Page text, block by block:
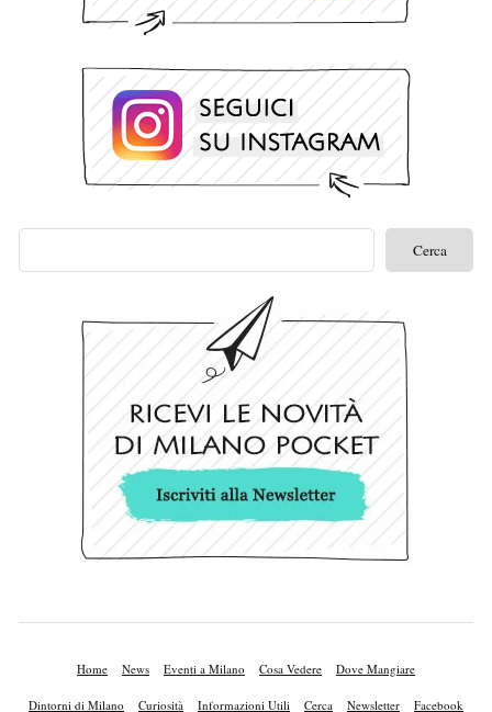
Home News Eventi a Milano Cosa Vedere Dove Mangiare
Dintorni di Milano Curiosità Informazioni Utili Cerca Newsletter Facebook